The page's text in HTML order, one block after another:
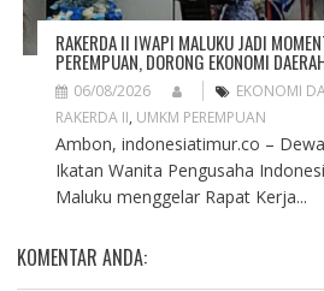
RAKERDA II IWAPI MALUKU JADI
PEREMPUAN, DORONG EKONOMI
06/08/2026 EKONOMI
RAKERDA II, UMKM PEREMPUAN
Ambon, indonesiatimur.co –
Ikatan Wanita Pengusaha
Maluku menggelar Rapat Kerja...
KOMENTAR ANDA: